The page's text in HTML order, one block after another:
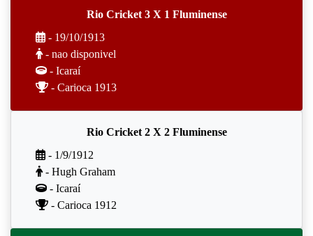
Rio Cricket 3 X 1 Fluminense
- 19/10/1913
- nao disponivel
- Icaraí
- Carioca 1913
Rio Cricket 2 X 2 Fluminense
- 1/9/1912
- Hugh Graham
- Icaraí
- Carioca 1912